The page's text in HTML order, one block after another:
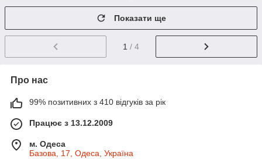
Показати ще
1 / 4
Про нас
99% позитивних з 410 відгуків за рік
Працює з 13.12.2009
м. Одеса
Базова, 17, Одеса, Україна